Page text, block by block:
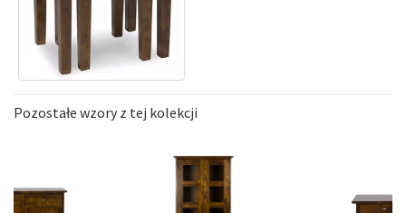
Pozostałe wzory z tej kolekcji